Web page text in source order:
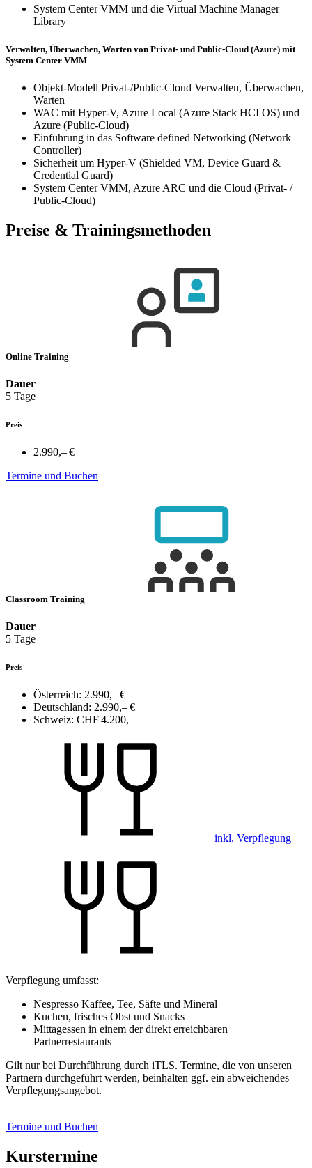
System Center VMM und die Virtual Machine Manager
Library
Verwalten, Überwachen, Warten von Privat- und Public-Cloud (Azure) mit
System Center VMM
Objekt-Modell Privat-/Public-Cloud Verwalten, Überwachen,
Warten
WAC mit Hyper-V, Azure Local (Azure Stack HCI OS) und
Azure (Public-Cloud)
Einführung in das Software defined Networking (Network
Controller)
Sicherheit um Hyper-V (Shielded VM, Device Guard &
Credential Guard)
System Center VMM, Azure ARC und die Cloud (Privat- /
Public-Cloud)
Preise & Trainingsmethoden
Online Training
Dauer
5 Tage
Preis
2.990,– €
Termine und Buchen
Classroom Training
Dauer
5 Tage
Preis
Österreich: 2.990,– €
Deutschland: 2.990,– €
Schweiz: CHF 4.200,–
inkl. Verpflegung
Verpflegung umfasst:
Nespresso Kaffee, Tee, Säfte und Mineral
Kuchen, frisches Obst und Snacks
Mittagessen in einem der direkt erreichbaren
Partnerrestaurants
Gilt nur bei Durchführung durch iTLS. Termine, die von unseren
Partnern durchgeführt werden, beinhalten ggf. ein abweichendes
Verpflegungsangebot.
Termine und Buchen
Kurstermine